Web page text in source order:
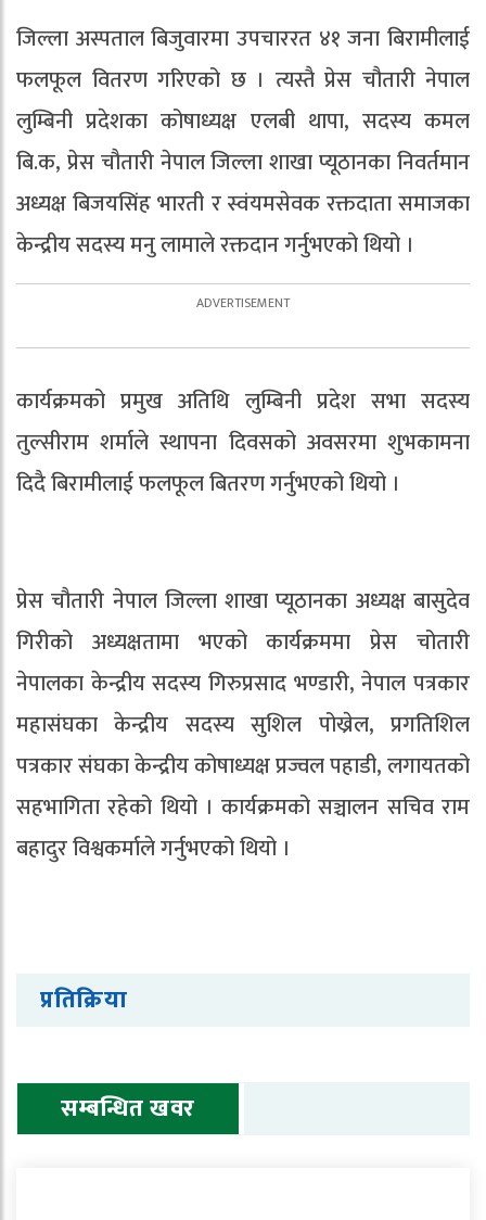
जिल्ला अस्पताल बिजुवारमा उपचाररत ४१ जना बिरामीलाई
फलफूल वितरण गरिएको छ । त्यस्तै प्रेस चौतारी नेपाल
लुम्बिनी प्रदेशका कोषाध्यक्ष एलबी थापा, सदस्य कमल
बि.क, प्रेस चौतारी नेपाल जिल्ला शाखा प्यूठानका निवर्तमान
अध्यक्ष बिजयसिंह भारती र स्वंयमसेवक रक्तदाता समाजका
केन्द्रीय सदस्य मनु लामाले रक्तदान गर्नुभएको थियो ।
कार्यक्रमको प्रमुख अतिथि लुम्बिनी प्रदेश सभा सदस्य
तुल्सीराम शर्माले स्थापना दिवसको अवसरमा शुभकामना
दिदै बिरामीलाई फलफूल बितरण गर्नुभएको थियो ।
प्रेस चौतारी नेपाल जिल्ला शाखा प्यूठानका अध्यक्ष बासुदेव
गिरीको अध्यक्षतामा भएको कार्यक्रममा प्रेस चोतारी
नेपालका केन्द्रीय सदस्य गिरुप्रसाद भण्डारी, नेपाल पत्रकार
महासंघका केन्द्रीय सदस्य सुशिल पोख्रेल, प्रगतिशिल
पत्रकार संघका केन्द्रीय कोषाध्यक्ष प्रज्वल पहाडी, लगायतको
सहभागिता रहेको थियो । कार्यक्रमको सञ्चालन सचिव राम
बहादुर विश्वकर्माले गर्नुभएको थियो ।
प्रतिक्रिया
सम्बन्धित खवर